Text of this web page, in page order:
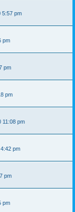
5:57 pm
pm
pm
pm
11:08 pm
pm
pm
pm